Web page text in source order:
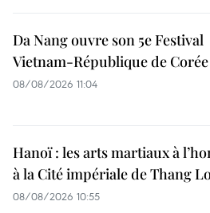
Da Nang ouvre son 5e Festival
Vietnam-République de Corée
08/08/2026 11:04
Hanoï : les arts martiaux à
à la Cité impériale de Thang
08/08/2026 10:55